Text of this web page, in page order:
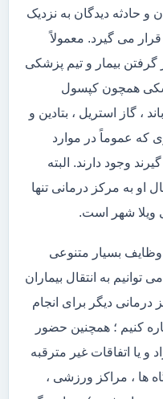
و حادثه دیدگان به نزدیک
می گیرد. معمولاً
بیمار و تیم پزشکی
همچون کپسول
، گاز استریل ، بتادین و
که عموماً در موارد
وجود دارند. البته
او به مرکز درمانی تنها
ویلا شهر است.
بسیار متنوعی
توانیم به انتقال بیماران
دیگر برای انجام
کنیم ؛ همچنین حضور
و یا اتفاقات غیر مترقبه
ها ، مراکز ورزشی ،